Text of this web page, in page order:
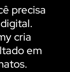
precisa
cria
em